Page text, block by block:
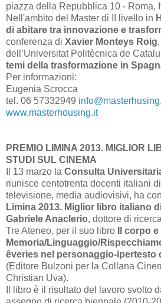
piazza della Repubblica 10 - Roma,
Nell'ambito del Master di II livello in
di abitare tra innovazione e
conferenza di Xavier Monteys Roig
dell’Universitat Politècnica de
temi della trasformazione in
Per informazioni:
Eugenia Scrocca
tel. 06 57332949
www.masterhousing.it
PREMIO LIMINA 2013. MIGLIOR
STUDI SUL CINEMA
Il 13 marzo la Consulta
riunisce centotrenta docenti italiani
televisione, media audiovisivi, ha
Limina 2013. Miglior libro italiano
Gabriele Anaclerio, dottore di
Tre Ateneo, per il suo libro
Il corpo
Memoria/Linguaggio/
êveries nel personaggio-ipertesto
(Editore Bulzoni per la Collana
Christian Uva).
Il libro è il risultato del lavoro svolto